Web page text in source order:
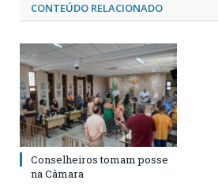
CONTEÚDO RELACIONADO
Conselheiros tomam posse
na Câmara